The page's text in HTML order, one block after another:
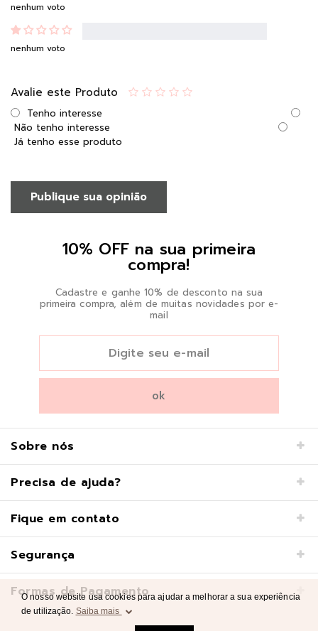
nenhum voto
nenhum voto
Avalie este Produto
Tenho interesse
Não tenho interesse
Já tenho esse produto
Publique sua opinião
10% OFF na sua primeira
compra!
Cadastre e ganhe 10% de desconto na sua
primeira compra, além de muitas novidades por e-
mail
Sobre nós
Precisa de ajuda?
Fique em contato
Segurança
Formas de Pagamento
O nosso website usa cookies para ajudar a melhorar a sua experiência
de utilização. Saiba mais